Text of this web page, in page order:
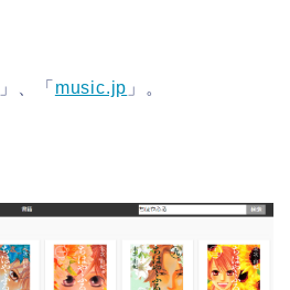
」、「 music.jp 」。